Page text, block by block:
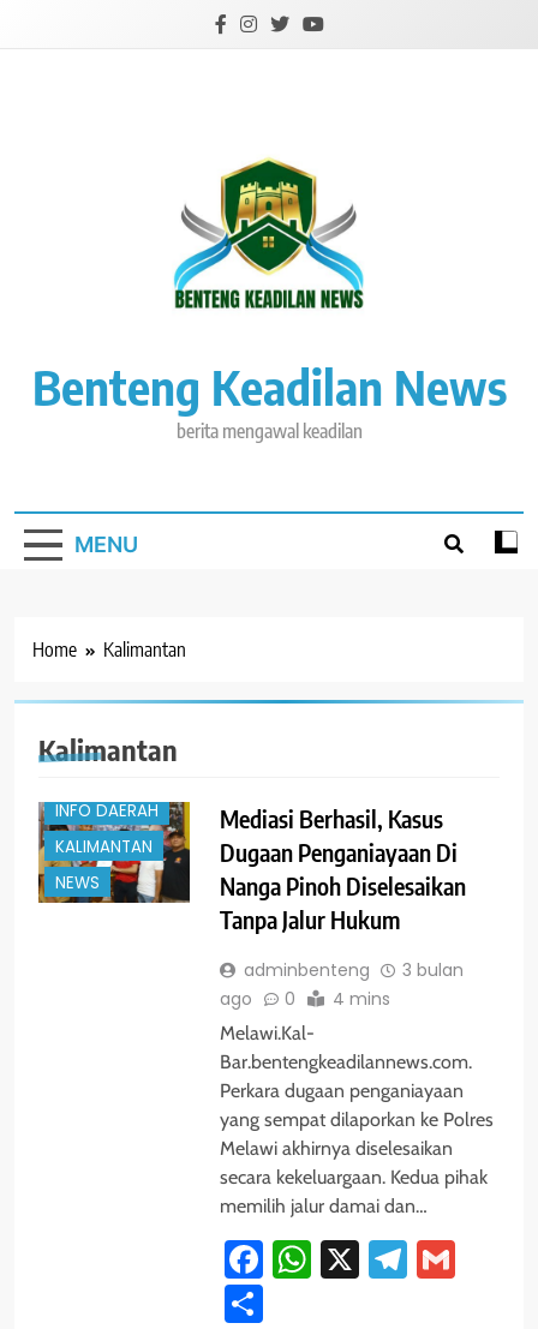
Benteng Keadilan News
berita mengawal keadilan
MENU
Home Kalimantan
Kalimantan
#TRENDING
INFO DAERAH
KALIMANTAN
NEWS
Mediasi Berhasil, Kasus
Dugaan Penganiayaan Di
Nanga Pinoh Diselesaikan
Tanpa Jalur Hukum
adminbenteng
3 bulan
ago
0 4 mins
Melawi.Kal-
Bar.bentengkeadilannews.com.
Perkara dugaan penganiayaan
yang sempat dilaporkan ke Polres
Melawi akhirnya diselesaikan
secara kekeluargaan. Kedua pihak
memilih jalur damai dan…
Facebook
WhatsApp
X
Share